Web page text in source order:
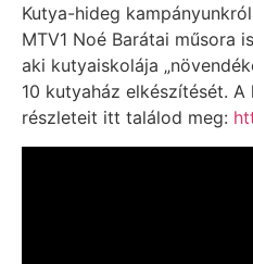
Kutya-hideg
MTV1 Noé Barátai műsora
aki kutyaiskolája
10 kutyaház elkészítését.
részleteit itt találod meg: